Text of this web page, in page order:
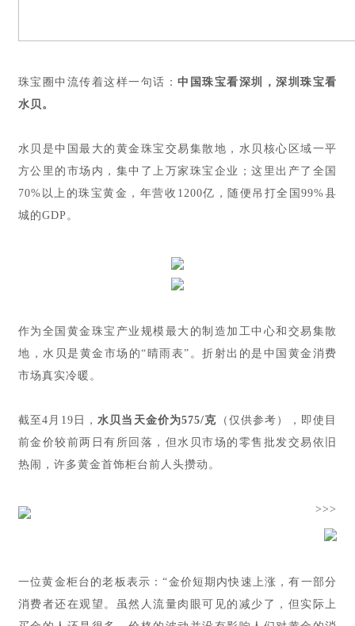
珠宝圈中流传着这样一句话：中国珠宝看深圳，深圳珠宝看
水贝。
水贝是中国最大的黄金珠宝交易集散地，水贝核心区域一平
方公里的市场内，集中了上万家珠宝企业；这里出产了全国
70%以上的珠宝黄金，年营收1200亿，随便吊打全国99%县
城的GDP。
作为全国黄金珠宝产业规模最大的制造加工中心和交易集散
地，水贝是黄金市场的“晴雨表”。折射出的是中国黄金消费
市场真实冷暖。
截至4月19日，水贝当天金价为575/克 （仅供参考），即使目
前金价较前两日有所回落，但水贝市场的零售批发交易依旧
热闹，许多黄金首饰柜台前人头攒动。
>>>
一位黄金柜台的老板表示：“金价短期内快速上涨，有一部分
消费者还在观望。虽然人流量肉眼可见的减少了，但实际上